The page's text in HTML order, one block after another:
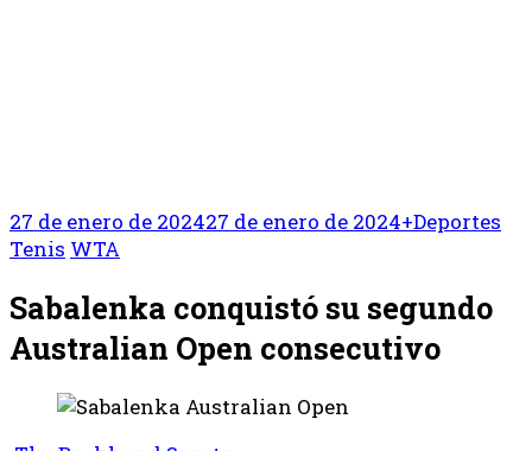
27 de enero de 202427 de enero de 2024+Deportes
Tenis WTA
Sabalenka conquistó su segundo
Australian Open consecutivo